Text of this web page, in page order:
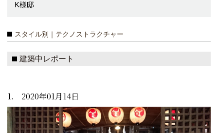
K様邸
スタイル別｜テクノストラクチャー
建築中レポート
1. 2020年01月14日